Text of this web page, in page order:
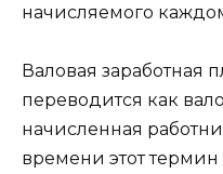
начисляемого
Валовая заработная
переводится как
начисленная
времени этот